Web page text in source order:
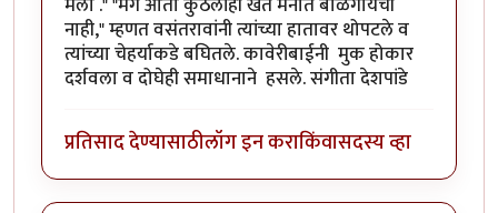
नाही," म्हणत वसंतरावांनी त्यांच्या हातावर थोपटले व
त्यांच्या चेहर्याकडे बघितले. कावेरीबाईनी मुक होकार
दर्शवला व दोघेही समाधानाने हसले. संगीता देशपांडे
प्रतिसाद देण्यासाठीलॉग इन कराकिंवासदस्य व्हा